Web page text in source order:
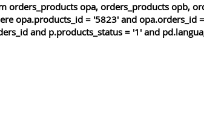
opa, orders_products opb,
opa.products_id = '5823' and opa.orders_id
and p.products_status = '1' and